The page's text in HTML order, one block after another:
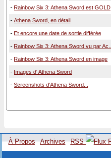
- Rainbow Six 3: Athena Sword est GOLD
- Athena Sword, en détail
- Et encore une date de sortie différée
- Rainbow Six 3: Athena Sword vu par Ac...
- Rainbow Six 3: Athena Sword en image
- Images d' Athena Sword
- Screenshots d'Athena Sword...
À Propos Archives RSS